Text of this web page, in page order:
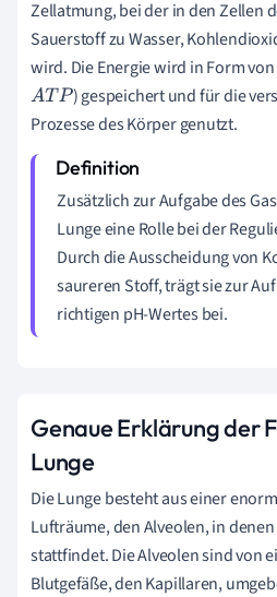
Zellatmung, bei der in den Zellen
Sauerstoff zu Wasser,
wird. Die Energie wird in Form
ATP
) gespeichert und für die
Prozesse des Körper genutzt.
Zusätzlich zur Aufgabe des
Lunge eine Rolle bei der
Durch die Ausscheidung von
saureren Stoff, trägt sie zur
richtigen pH-Wertes bei.
Genaue Erklärung der
Lunge
Die Lunge besteht aus einer
Lufträume, den Alveolen, in
stattfindet. Die Alveolen sind von
Blutgefäße, den Kapillaren,